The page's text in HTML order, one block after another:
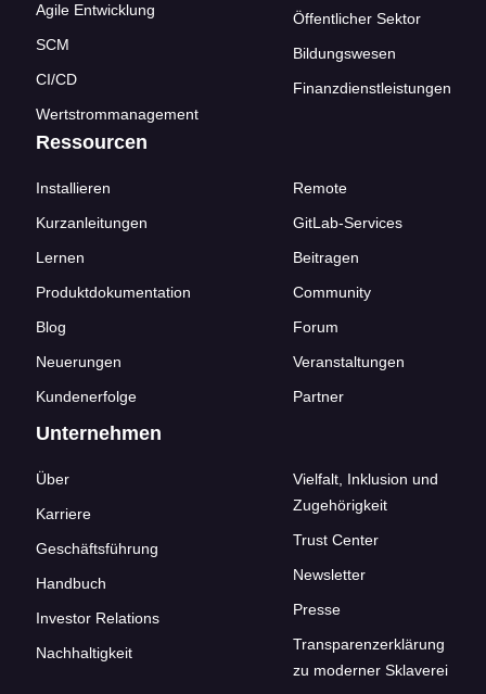
Agile Entwicklung
SCM
CI/CD
Wertstrommanagement
Öffentlicher Sektor
Bildungswesen
Finanzdienstleistungen
Ressourcen
Installieren
Kurzanleitungen
Lernen
Produktdokumentation
Blog
Neuerungen
Kundenerfolge
Remote
GitLab-Services
Beitragen
Community
Forum
Veranstaltungen
Partner
Unternehmen
Über
Karriere
Geschäftsführung
Handbuch
Investor Relations
Nachhaltigkeit
Vielfalt, Inklusion und
Zugehörigkeit
Trust Center
Newsletter
Presse
Transparenzerklärung
zu moderner Sklaverei